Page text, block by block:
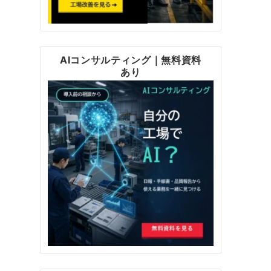
AIコンサルティング｜無料資料
あり